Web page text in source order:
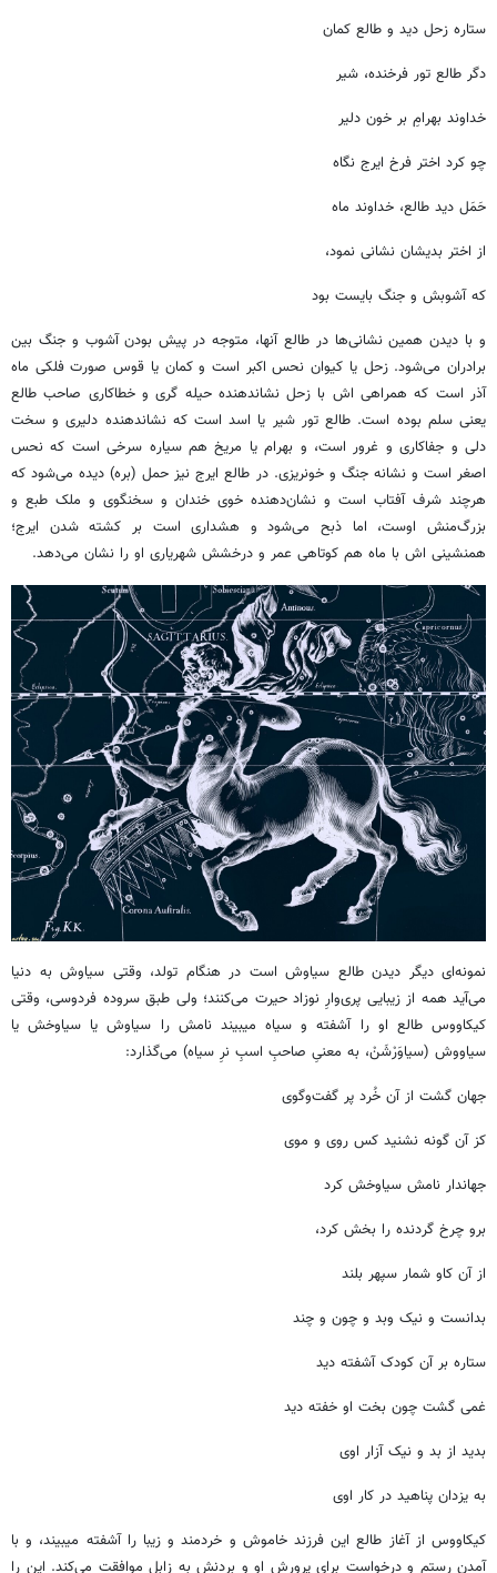
ستاره زحل دید و طالع کمان
دگر طالع تور فرخنده، شیر
خداوند بهرامِ بر خون دلیر
چو کرد اختر فرخ ایرج نگاه
حَمَل دید طالع، خداوند ماه
از اختر بدیشان نشانی نمود،
که آشوبش و جنگ بایست بود
و با دیدن همین نشانی‌ها در طالع آنها، متوجه در پیش بودن آشوب و جنگ بین
برادران می‌شود. زحل یا کیوان نحس اکبر است و کمان یا قوس صورت فلکی ماه
آذر است که همراهی اش با زحل نشاندهنده حیله گری و خطاکاری صاحب طالع
یعنی سلم بوده است. طالع تور شیر یا اسد است که نشاندهنده دلیری و سخت
دلی و جفاکاری و غرور است، و بهرام یا مریخ هم سیاره سرخی است که نحس
اصغر است و نشانه جنگ و خونریزی. در طالع ایرج نیز حمل (بره) دیده می‌شود که
هرچند شرف آفتاب است و نشان‌دهنده خوی خندان و سخنگوی و ملک طبع و
بزرگ‌منش اوست، اما ذبح می‌شود و هشداری است بر کشته شدن ایرج؛
همنشینی اش با ماه هم کوتاهی عمر و درخشش شهریاری او را نشان می‌دهد.
نمونه‌ای دیگر دیدن طالع سیاوش است در هنگام تولد، وقتی سیاوش به دنیا
می‌آید همه از زیبایی پری‌وارِ نوزاد حیرت می‌کنند؛ ولی طبق سروده فردوسی، وقتی
کیکاووس طالع او را آشفته و سیاه میبیند نامش را سیاوش یا سیاوخش یا
سیاووش (سیاوَرْشَنْ، به معنیِ صاحبِ اسبِ نرِ سیاه) می‌گذارد:
جهان گشت از آن خُرد پر گفت‌وگوی
کز آن گونه نشنید کس روی و موی
جهاندار نامش سیاوخش کرد
برو چرخ گردنده را بخش کرد،
از آن کاو شمار سپهر بلند
بدانست و نیک وبد و چون و چند
ستاره بر آن کودک آشفته دید
غمی گشت چون بخت او خفته دید
بدید از بد و نیک آزار اوی
به یزدان پناهید در کار اوی
کیکاووس از آغاز طالع این فرزند خاموش و خردمند و زیبا را آشفته میبیند، و با
آمدن رستم و درخواست برای پرورش او و بردنش به زابل موافقت می‌کند. این را